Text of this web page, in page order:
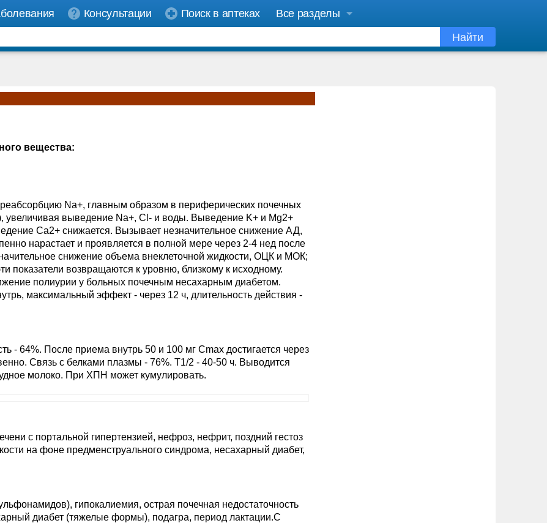
Консультации Поиск в аптеках
Все разделы
Найти
вещества:
Na+, главным образом в периферических почечных
увеличивая выведение Na+, Cl- и воды. Выведение K+ и Mg2+
Ca2+ снижается. Вызывает незначительное снижение АД,
нарастает и проявляется в полной мере через 2-4 нед после
снижение объема внеклеточной жидкости, ОЦК и МОК;
показатели возвращаются к уровню, близкому к исходному.
полиурии у больных почечным несахарным диабетом.
максимальный эффект - через 12 ч, длительность действия -
- 64%. После приема внутрь 50 и 100 мг Cmax достигается через
Связь с белками плазмы - 76%. T1/2 - 40-50 ч. Выводится
молоко. При ХПН может кумулировать.
с портальной гипертензией, нефроз, нефрит, поздний гестоз
на фоне предменструального синдрома, несахарный диабет,
гипокалиемия, острая почечная недостаточность
диабет (тяжелые формы), подагра, период лактации.C